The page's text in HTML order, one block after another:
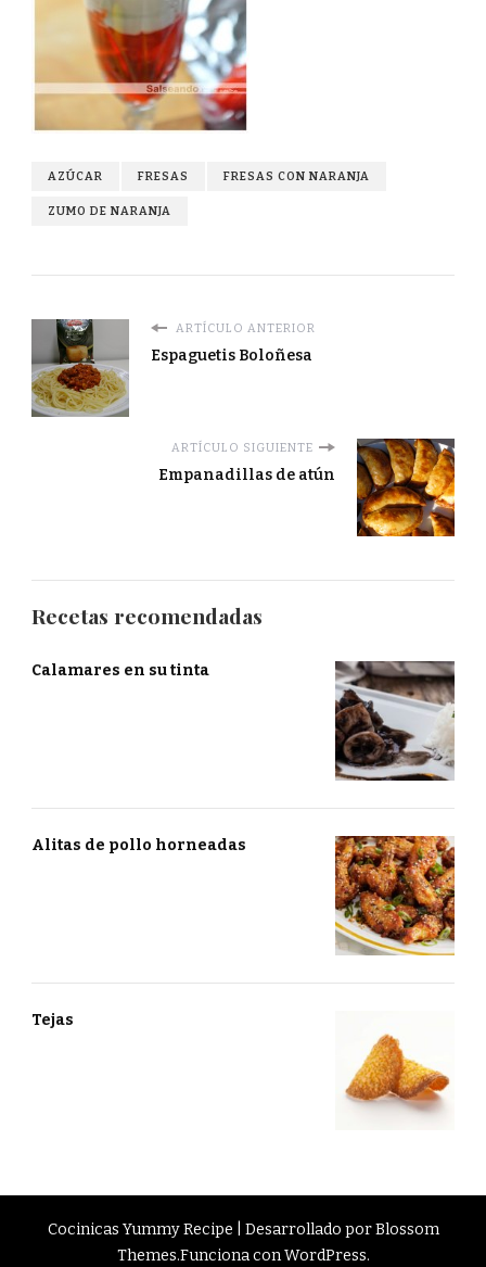
AZÚCAR FRESAS FRESAS CON NARANJA
ZUMO DE NARANJA
ARTÍCULO ANTERIOR
Espaguetis Boloñesa
ARTÍCULO SIGUIENTE
Empanadillas de atún
Recetas recomendadas
Calamares en su tinta
Alitas de pollo horneadas
Tejas
Cocinicas Yummy Recipe | Desarrollado porBlossom
Themes.Funciona conWordPress.